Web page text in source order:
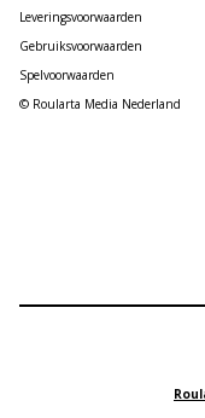
Leveringsvoorwaarden
Gebruiksvoorwaarden
Spelvoorwaarden
© Roularta Media Nederland